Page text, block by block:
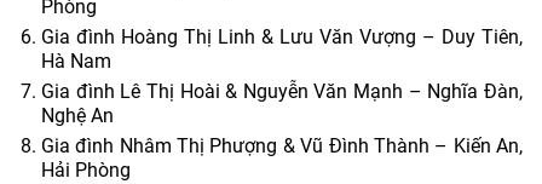
Phòng
Gia đình Hoàng Thị Linh & Lưu Văn Vượng – Duy Tiên,
Hà Nam
Gia đình Lê Thị Hoài & Nguyễn Văn Mạnh – Nghĩa Đàn,
Nghệ An
Gia đình Nhâm Thị Phượng & Vũ Đình Thành – Kiến An,
Hải Phòng